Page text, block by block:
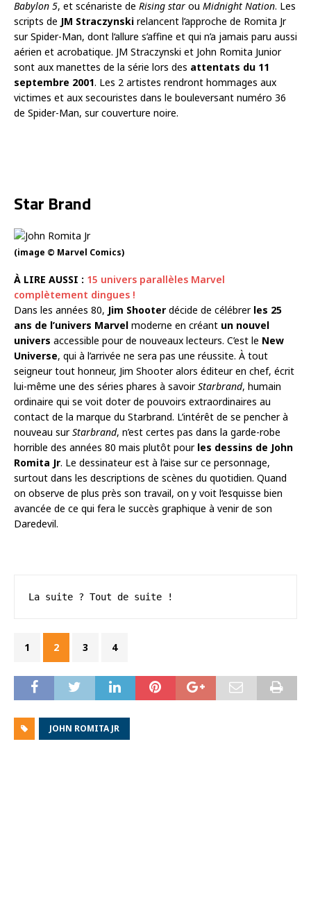
Babylon 5, et scénariste de Rising star ou Midnight Nation. Les
scripts de JM Straczynski relancent l’approche de Romita Jr
sur Spider-Man, dont l‘allure s’affine et qui n’a jamais paru aussi
aérien et acrobatique. JM Straczynski et John Romita Junior
sont aux manettes de la série lors des attentats du 11
septembre 2001. Les 2 artistes rendront hommages aux
victimes et aux secouristes dans le bouleversant numéro 36
de Spider-Man, sur couverture noire.
Star Brand
(image © Marvel Comics)
À LIRE AUSSI : 15 univers parallèles Marvel
complètement dingues !
Dans les années 80, Jim Shooter décide de célébrer les 25
ans de l’univers Marvel moderne en créant un nouvel
univers accessible pour de nouveaux lecteurs. C’est le New
Universe, qui à l’arrivée ne sera pas une réussite. À tout
seigneur tout honneur, Jim Shooter alors éditeur en chef, écrit
lui-même une des séries phares à savoirStarbrand, humain
ordinaire qui se voit doter de pouvoirs extraordinaires au
contact de la marque du Starbrand. L’intérêt de se pencher à
nouveau surStarbrand, n’est certes pas dans la garde-robe
horrible des années 80 mais plutôt pour les dessins de John
Romita Jr. Le dessinateur est à l’aise sur ce personnage,
surtout dans les descriptions de scènes du quotidien. Quand
on observe de plus près son travail, on y voit l’esquisse bien
avancée de ce qui fera le succès graphique à venir de son
Daredevil.
La suite ? Tout de suite !
1 2 3 4
JOHN ROMITA JR